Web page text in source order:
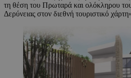
τη θέση του Πρωταρά και ολόκληρου
Δερύνειας στον διεθνή τουριστικό